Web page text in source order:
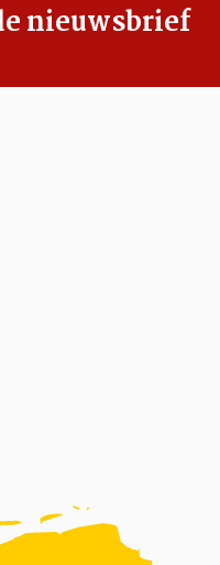
nieuwsbrief